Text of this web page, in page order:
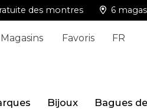
des montres 6
Magasins Favoris FR
Bijoux Bagues